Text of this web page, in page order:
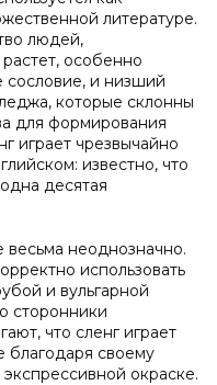
литературе.
людей,
особенно
и низший
которые склонны
для формирования
играет чрезвычайно
известно, что
десятая
неоднозначно.
использовать
и вульгарной
сторонники
что сленг играет
благодаря своему
окраске.